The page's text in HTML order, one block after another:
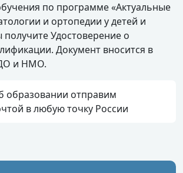
по программе «Актуальные
и ортопедии у детей и
получите Удостоверение о
Документ вносится в
и НМО.
образовании отправим
в любую точку России